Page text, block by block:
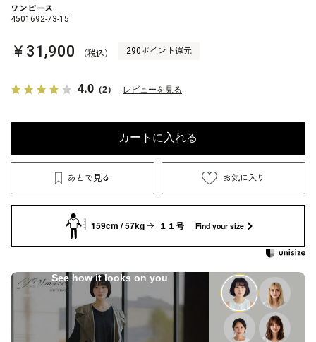
ワンピース
4501692-73-15
￥31,900 （税込） 290ポイント還元
4.0 （2） レビューを見る
カートに入れる
あとで見る お気に入り
159cm / 57kg １１号 Find your size
See how it looks on you